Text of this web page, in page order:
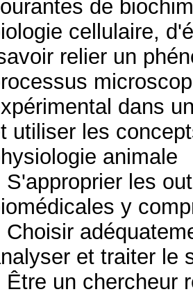
de
cellulaire,
relier un
dans
utiliser les
animale
S'approprier les
y
Choisir
et traiter le
Être un chercheur